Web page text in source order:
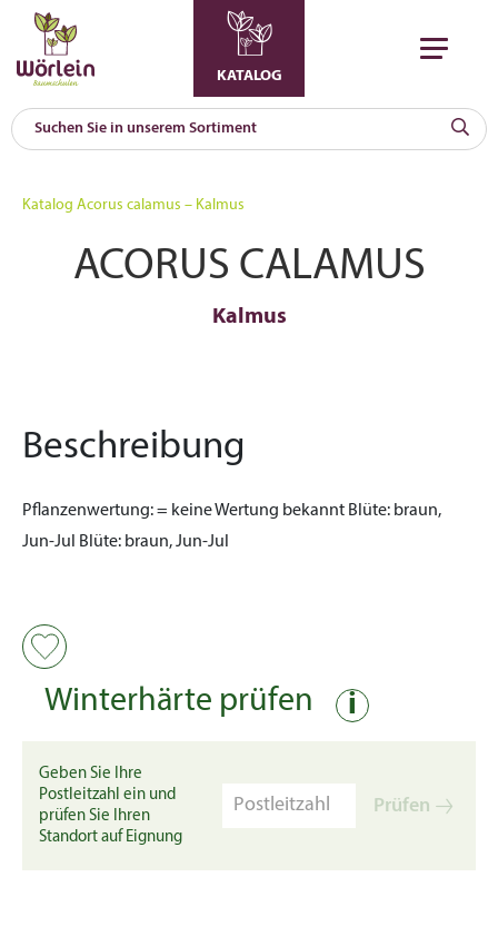
KATALOG
Katalog Acorus calamus – Kalmus
ACORUS CALAMUS
Kalmus
Beschreibung
Pflanzenwertung:= keine Wertung bekannt Blüte: braun,
Jun-Jul
Blüte: braun, Jun-Jul
Winterhärte prüfen i
Geben Sie Ihre
Postleitzahl ein und
prüfen Sie Ihren
Standort auf Eignung
Prüfen